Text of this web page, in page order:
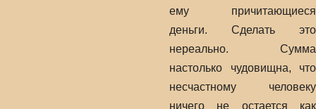
ему причитающиеся
деньги. Сделать это
нереально. Сумма
настолько чудовищна, что
несчастному человеку
ничего не остается как